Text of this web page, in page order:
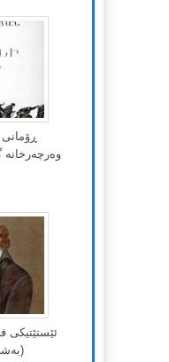
وه‌رچه‌رخانه‌
ئێستێتیکی